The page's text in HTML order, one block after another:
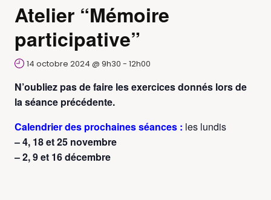
Atelier “Mémoire
participative”
14 octobre 2024 @ 9h30 - 12h00
N’oubliez pas de faire les exercices donnés lors de
la séance précédente.
Calendrier des prochaines séances : les lundis
– 4, 18 et 25 novembre
– 2, 9 et 16 décembre